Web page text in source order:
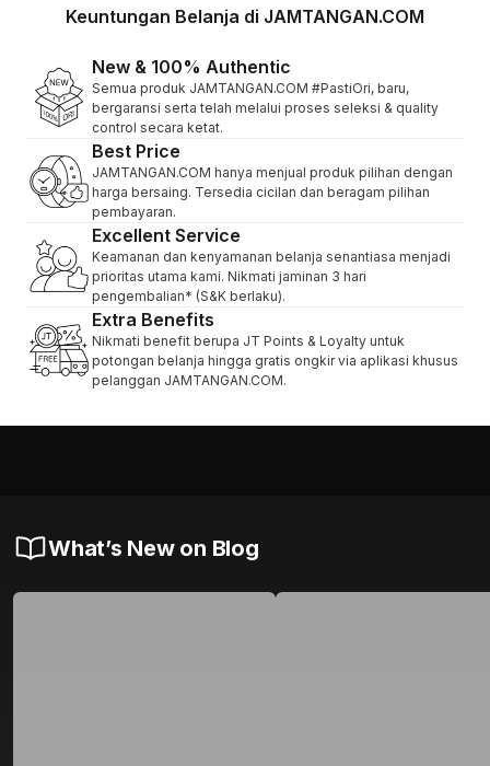
Keuntungan Belanja di JAMTANGAN.COM
New & 100% Authentic
Semua produk JAMTANGAN.COM #PastiOri, baru,
bergaransi serta telah melalui proses seleksi & quality
control secara ketat.
Best Price
JAMTANGAN.COM hanya menjual produk pilihan dengan
harga bersaing. Tersedia cicilan dan beragam pilihan
pembayaran.
Excellent Service
Keamanan dan kenyamanan belanja senantiasa menjadi
prioritas utama kami. Nikmati jaminan 3 hari
pengembalian* (S&K berlaku).
Extra Benefits
Nikmati benefit berupa JT Points & Loyalty untuk
potongan belanja hingga gratis ongkir via aplikasi khusus
pelanggan JAMTANGAN.COM.
What’s New on Blog